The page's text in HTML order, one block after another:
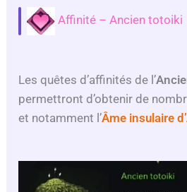
Affinité – Ancien totoiki
Les quêtes d’affinités de l’
permettront d’obtenir de
et notamment l’Âme insulaire